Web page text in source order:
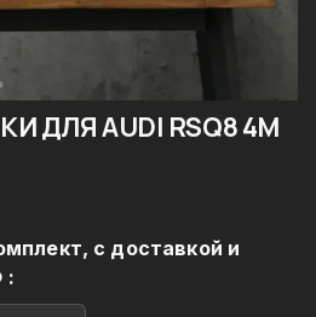
ДЛЯ AUDI RSQ8 4M
с доставкой и
: